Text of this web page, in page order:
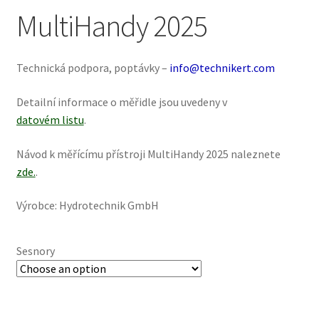
MultiHandy 2025
Technická podpora, poptávky – info@technikert.com
Detailní informace o měřidle jsou uvedeny v
datovém listu.
Návod k měřícímu přístroji MultiHandy 2025 naleznete
zde..
Výrobce: Hydrotechnik GmbH
Sesnory